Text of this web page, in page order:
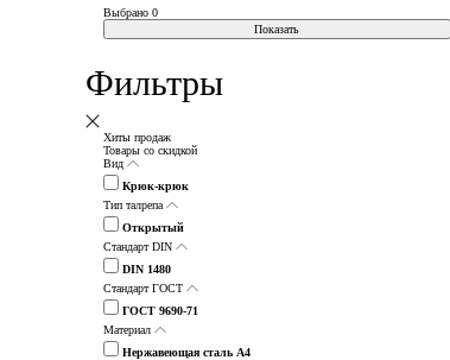
Выбрано 0
Показать
Фильтры
Хиты продаж
Товары со скидкой
Вид
Крюк-крюк
Тип талрепа
Открытый
Стандарт DIN
DIN 1480
Стандарт ГОСТ
ГОСТ 9690-71
Материал
Нержавеющая сталь А4